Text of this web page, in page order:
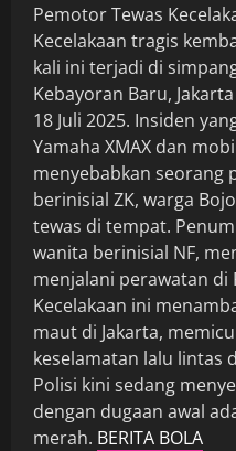
Pemotor Tewas
Kecelakaan tragis
kali ini terjadi di
Kebayoran Baru,
18 Juli 2025. Insiden
Yamaha XMAX dan
menyebabkan seorang
berinisial ZK, warga
tewas di tempat.
wanita berinisial NF,
menjalani perawatan di
Kecelakaan ini
maut di Jakarta,
keselamatan lalu lintas
Polisi kini sedang
dengan dugaan awal
merah. BERITA BOLA